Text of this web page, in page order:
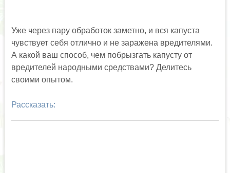
Уже через пару обработок заметно, и вся капуста
чувствует себя отлично и не заражена вредителями.
А какой ваш способ, чем побрызгать капусту от
вредителей народными средствами? Делитесь
своими опытом.
Рассказать: